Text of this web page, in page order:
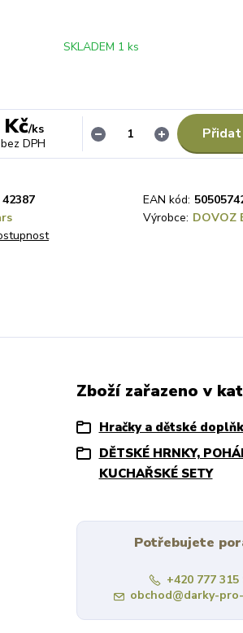
SKLADEM 1 ks
/ks
bez DPH
42387 EAN kód:
Výrobce: DOVOZ
Zboží zařazeno v
Hračky a dětské
DĚTSKÉ HRNKY,
KUCHAŘSKÉ SETY
Potřebujete
+420 777 315
obchod@darky-